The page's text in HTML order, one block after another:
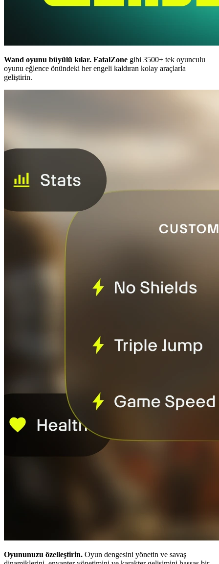
Wand oyunu büyülü kılar. FatalZone gibi 3500+ tek oyunculu
oyunu eğlence önündeki her engeli kaldıran kolay araçlarla
geliştirin.
Oyununuzu özelleştirin. Oyun dengesini yönetin ve savaş